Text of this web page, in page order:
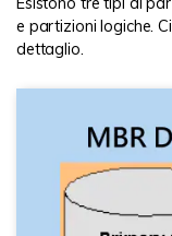
e partizioni logiche.
dettaglio.